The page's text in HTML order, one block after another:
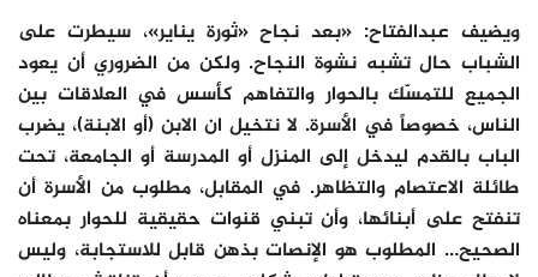
ويضيف عبدالفتاح: «بعد نجاح «ثورة يناير»، سيطرت على
الشباب حال تشبه نشوة النجاح. ولكن من الضروري أن يعود
الجميع للتمسّك بالحوار والتفاهم كأسس في العلاقات بين
الناس، خصوصاً في الأسرة. لا نتخيل ان الابن (أو الابنة)، يضرب
الباب بالقدم ليدخل إلى المنزل أو المدرسة أو الجامعة، تحت
طائلة الاعتصام والتظاهر. في المقابل، مطلوب من الأسرة أن
تنفتح على أبنائها، وأن تبني قنوات حقيقية للحوار بمعناه
الصحيح… المطلوب هو الإنصات بذهن قابل للاستجابة، وليس